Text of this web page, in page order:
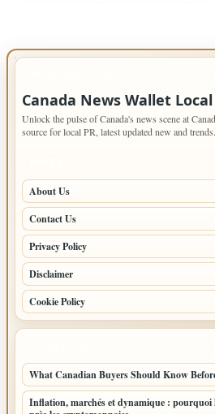
Canada News Wallet Local
Unlock the pulse of Canada's news scene at
source for local PR, latest updated new and trends.
About Us
Contact Us
Privacy Policy
Disclaimer
Cookie Policy
What Canadian Buyers Should Know
Inflation, marchés et dynamique : pourquoi